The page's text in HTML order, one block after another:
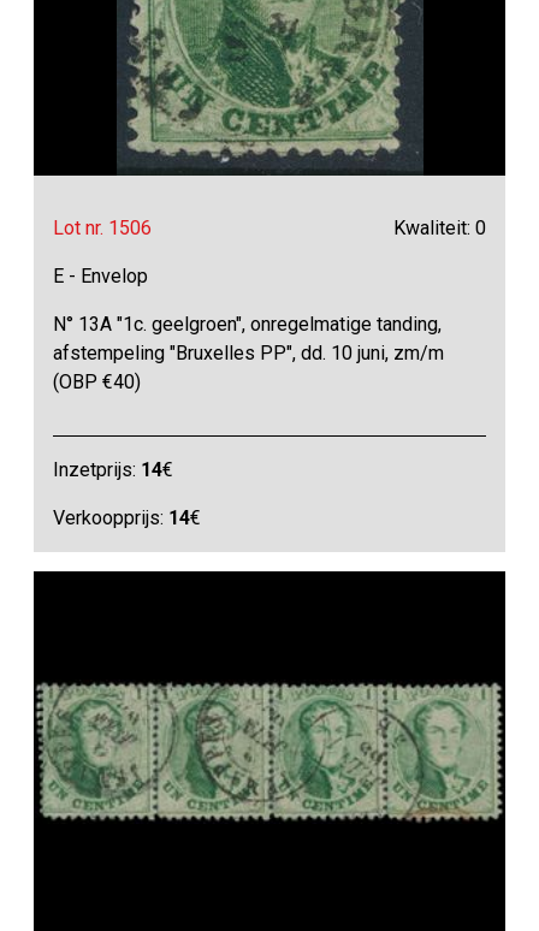
Lot nr. 1506 Kwaliteit: 0
E - Envelop
N° 13A "1c. geelgroen", onregelmatige tanding,
afstempeling "Bruxelles PP", dd. 10 juni, zm/m
(OBP €40)
Inzetprijs: 14€
Verkoopprijs: 14€